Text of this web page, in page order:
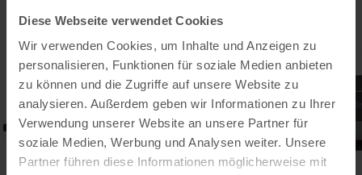
Diese Webseite verwendet Cookies
Wir verwenden Cookies, um Inhalte und Anzeigen zu
personalisieren, Funktionen für soziale Medien anbieten
zu können und die Zugriffe auf unsere Website zu
analysieren. Außerdem geben wir Informationen zu Ihrer
Verwendung unserer Website an unsere Partner für
soziale Medien, Werbung und Analysen weiter. Unsere
Partner führen diese Informationen möglicherweise mit